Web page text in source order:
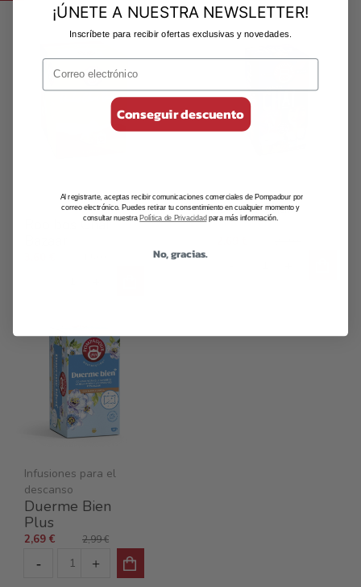
Tés e infusiones
piramidales
Rooibos Chai
Sabores del mundo
Urban Chai
Infusiones para el
descanso
Duerme Bien
Plus
2,69 € 2,99 €
¡ÚNETE A NUESTRA NEWSLETTER!
Inscríbete para recibir ofertas exclusivas y novedades.
Conseguir descuento
Al registrarte, aceptas recibir comunicaciones comerciales de Pompadour por
correo electrónico. Puedes retirar tu consentimiento en cualquier momento y
consultar nuestra Política de Privacidad para más información.
No, gracias.